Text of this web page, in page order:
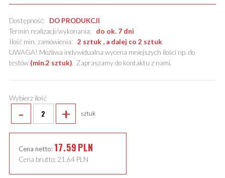
Dostępność: DO PRODUKCJI
Termin realizacji/wykonania: do ok. 7 dni
Ilość min. zamówienia: 2 sztuk , a dalej co 2 sztuk
UWAGA! Możliwa indywidualna wycena mniejszych ilości np. do
testów (min.2 sztuk). Zapraszamy do kontaktu z nami.
Wybierz ilość
- + sztuk
Cena netto: 17.59PLN
Cena brutto: 21.64 PLN